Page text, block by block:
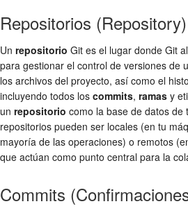
Repositorios (Repository)
Un repositorio Git es el lugar donde Git
para gestionar el control de versiones de
los archivos del proyecto, así como el
incluyendo todos los commits, ramas y
un repositorio como la base de datos
repositorios pueden ser locales (en tu
mayoría de las operaciones) o remotos
que actúan como punto central para la
Commits